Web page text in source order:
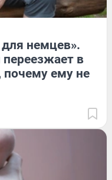
немцев».
в
почему ему не